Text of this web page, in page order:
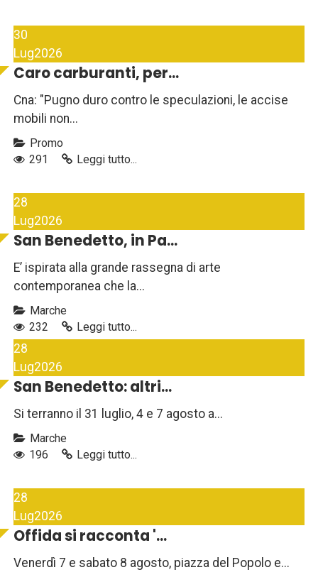
30
Lug2026
Caro carburanti, per...
Cna: "Pugno duro contro le speculazioni, le accise
mobili non...
Promo
291
Leggi tutto...
28
Lug2026
San Benedetto, in Pa...
E’ ispirata alla grande rassegna di arte
contemporanea che la...
Marche
232
Leggi tutto...
28
Lug2026
San Benedetto: altri...
Si terranno il 31 luglio, 4 e 7 agosto a...
Marche
196
Leggi tutto...
28
Lug2026
Offida si racconta '...
Venerdì 7 e sabato 8 agosto, piazza del Popolo e...